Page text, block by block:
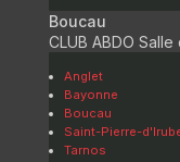
Boucau
CLUB ABDO
Anglet
Bayonne
Boucau
Saint-Pierre-
Tarnos